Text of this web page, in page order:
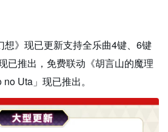
想》现已更新支持全乐曲4键、6键
已推出，免费联动《胡言山的魔理
Uta」现已推出。